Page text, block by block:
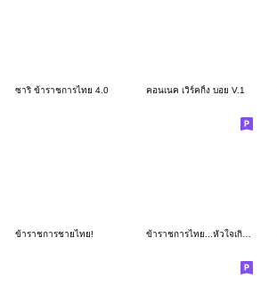
ซาริ ข้าราชการไทย 4.0 คอนเนค เวิร์คกิ้ง บอย V.1
ข้าราชการชายไทย!